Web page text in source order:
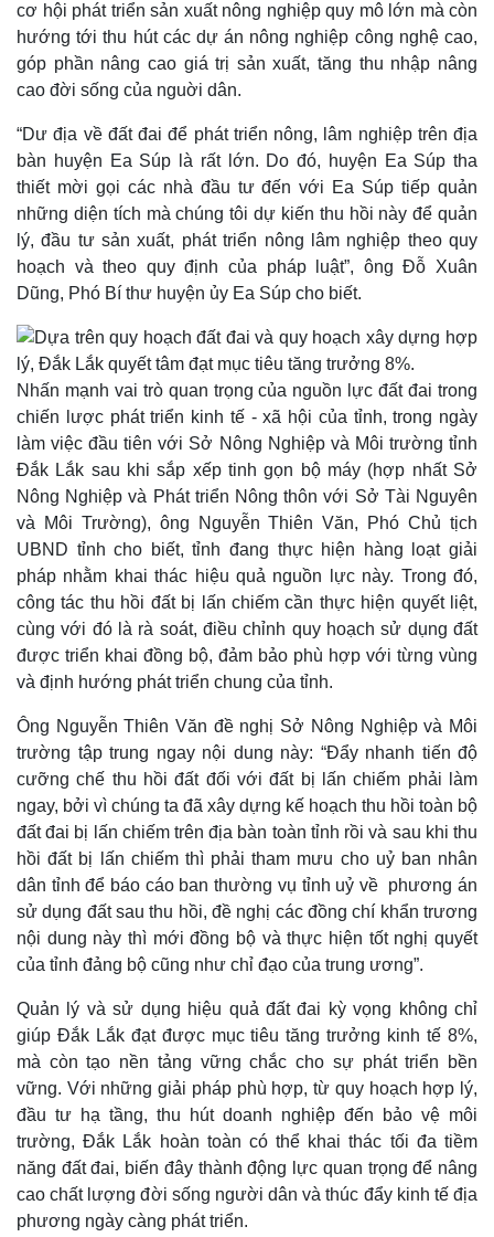
Kinh tế
Bất động sản
Khởi nghiệp
Thị trường
Giá vàng
Tiêu dùng
Giá cà phê
Pháp luật
Vụ án
Tin nóng
Tư vấn luật
Quân sự - Quốc phòng
Vũ khí
Việt Nam
Phân tích
Thể thao
Bóng đá
Lịch thi đấu bóng đá
Thế giới thể thao
eSports
Hậu trường
Ô tô - Xe máy
Ô tô
Xe máy
Tư vấn
cơ hội phát triển sản xuất nông nghiệp quy mô lớn mà còn
hướng tới thu hút các dự án nông nghiệp công nghệ cao,
góp phần nâng cao giá trị sản xuất, tăng thu nhập nâng
cao đời sống của nguời dân.
“Dư địa về đất đai để phát triển nông, lâm nghiệp trên địa
bàn huyện Ea Súp là rất lớn. Do đó, huyện Ea Súp tha
thiết mời gọi các nhà đầu tư đến với Ea Súp tiếp quản
những diện tích mà chúng tôi dự kiến thu hồi này để quản
lý, đầu tư sản xuất, phát triển nông lâm nghiệp theo quy
hoạch và theo quy định của pháp luật”, ông Đỗ Xuân
Dũng, Phó Bí thư huyện ủy Ea Súp cho biết.
Nhấn mạnh vai trò quan trọng của nguồn lực đất đai trong
chiến lược phát triển kinh tế - xã hội của tỉnh, trong ngày
làm việc đầu tiên với Sở Nông Nghiệp và Môi trường tỉnh
Đắk Lắk sau khi sắp xếp tinh gọn bộ máy (hợp nhất Sở
Nông Nghiệp và Phát triển Nông thôn với Sở Tài Nguyên
và Môi Trường), ông Nguyễn Thiên Văn, Phó Chủ tịch
UBND tỉnh cho biết, tỉnh đang thực hiện hàng loạt giải
pháp nhằm khai thác hiệu quả nguồn lực này. Trong đó,
công tác thu hồi đất bị lấn chiếm cần thực hiện quyết liệt,
cùng với đó là rà soát, điều chỉnh quy hoạch sử dụng đất
được triển khai đồng bộ, đảm bảo phù hợp với từng vùng
và định hướng phát triển chung của tỉnh.
Ông Nguyễn Thiên Văn đề nghị Sở Nông Nghiệp và Môi
trường tập trung ngay nội dung này: “Đẩy nhanh tiến độ
cưỡng chế thu hồi đất đối với đất bị lấn chiếm phải làm
ngay, bởi vì chúng ta đã xây dựng kế hoạch thu hồi toàn bộ
đất đai bị lấn chiếm trên địa bàn toàn tỉnh rồi và sau khi thu
hồi đất bị lấn chiếm thì phải tham mưu cho uỷ ban nhân
dân tỉnh để báo cáo ban thường vụ tỉnh uỷ về phương án
sử dụng đất sau thu hồi, đề nghị các đồng chí khẩn trương
nội dung này thì mới đồng bộ và thực hiện tốt nghị quyết
của tỉnh đảng bộ cũng như chỉ đạo của trung ương”.
Quản lý và sử dụng hiệu quả đất đai kỳ vọng không chỉ
giúp Đắk Lắk đạt được mục tiêu tăng trưởng kinh tế 8%,
mà còn tạo nền tảng vững chắc cho sự phát triển bền
vững. Với những giải pháp phù hợp, từ quy hoạch hợp lý,
đầu tư hạ tầng, thu hút doanh nghiệp đến bảo vệ môi
trường, Đắk Lắk hoàn toàn có thể khai thác tối đa tiềm
năng đất đai, biến đây thành động lực quan trọng để nâng
cao chất lượng đời sống người dân và thúc đẩy kinh tế địa
phương ngày càng phát triển.